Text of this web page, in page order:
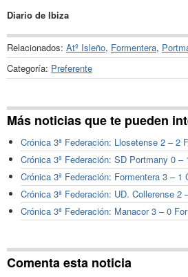
Diario de Ibiza
Relacionados: Atº Isleño, Formentera,
Categoría: Preferente
Más noticias que te pueden
Crónica 3ª Federación: Llosetense 2 – 2
Crónica 3ª Federación: SD Portmany 0 –
Crónica 3ª Federación: Formentera 3 – 1
Crónica 3ª Federación: UD. Collerense 2
Crónica 3ª Federación: Manacor 3 – 0
Comenta esta noticia